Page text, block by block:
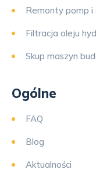
Remonty pomp i
Filtracja oleju
Skup maszyn
Ogólne
FAQ
Blog
Aktualności